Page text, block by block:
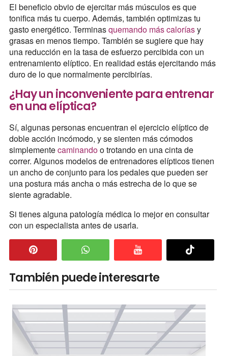
El beneficio obvio de ejercitar más músculos es que
tonifica más tu cuerpo. Además, también optimizas tu
gasto energético. Terminasquemando más caloríasy
grasas en menos tiempo. También se sugiere que hay
una reducción en la tasa de esfuerzo percibida con un
entrenamiento elíptico. En realidad estás ejercitando más
duro de lo que normalmente percibirías.
¿Hay un inconveniente para entrenar
en una elíptica?
Sí, algunas personas encuentran el ejercicio elíptico de
doble acción incómodo, y se sienten más cómodos
simplementecaminandoo trotando en una cinta de
correr. Algunos modelos de entrenadores elípticos tienen
un ancho de conjunto para los pedales que pueden ser
una postura más ancha o más estrecha de lo que se
siente agradable.
Si tienes alguna patología médica lo mejor en consultar
con un especialista antes de usarla.
También puede interesarte